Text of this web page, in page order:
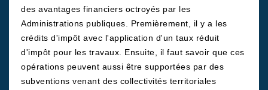
des avantages financiers octroyés par les
Administrations publiques. Premièrement, il y a les
crédits d'impôt avec l'application d'un taux réduit
d'impôt pour les travaux. Ensuite, il faut savoir que ces
opérations peuvent aussi être supportées par des
subventions venant des collectivités territoriales